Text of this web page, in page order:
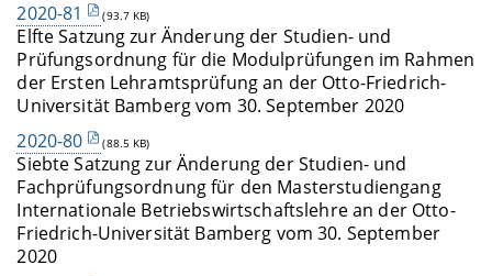
2020-81
(93.7 KB)
Elfte Satzung zur Änderung der Studien- und
Prüfungsordnung für die Modulprüfungen im Rahmen
der Ersten Lehramtsprüfung an der Otto-Friedrich-
Universität Bamberg vom 30. September 2020
2020-80
(88.5 KB)
Siebte Satzung zur Änderung der Studien- und
Fachprüfungsordnung für den Masterstudiengang
Internationale Betriebswirtschaftslehre an der Otto-
Friedrich-Universität Bamberg vom 30. September
2020